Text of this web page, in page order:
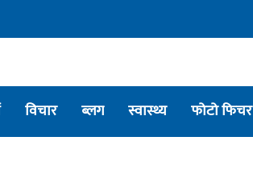
विचार ब्लग स्वास्थ्य फोटो फिचर